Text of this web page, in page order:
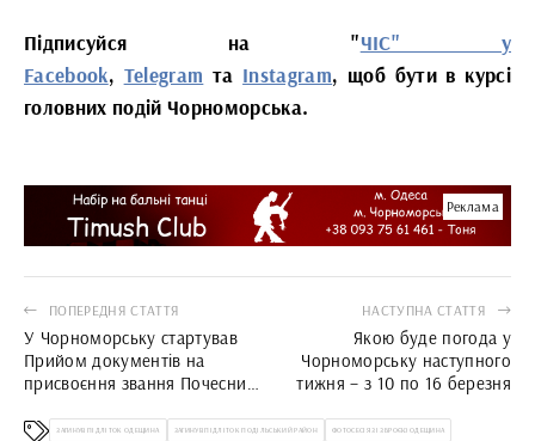
Підписуйся на "ЧІС" у
Facebook, Telegram та Instagram, щоб бути в курсі
головних подій Чорноморська.
Реклама
ПОПЕРЕДНЯ СТАТТЯ
У Чорноморську стартував
Прийом документів на
присвоєння звання Почесний
територіальної громади
НАСТУПНА СТАТТЯ
Якою буде погода у
Чорноморську наступного
тижня – з 10 по 16 березня
ЗАГИНУВ ПІДЛІТОК ОДЕЩИНА ЗАГИНУВ ПІДЛІТОК ПОДІЛЬСЬКИЙ РАЙОН ФОТОСЕСІЯ ЗІ ЗБРОЄЮ ОДЕЩИНА